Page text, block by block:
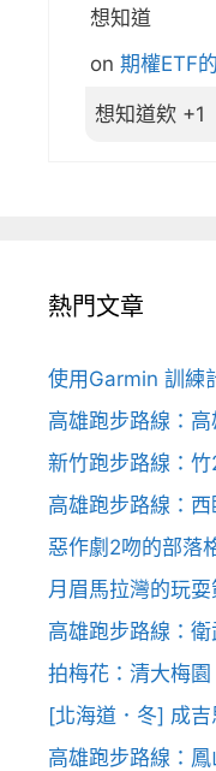
想知道
on 期權ETF
想知道欸 +1
熱門文章
使用Garmin 訓練
高雄跑步路線：
新竹跑步路線：
高雄跑步路線：
惡作劇2吻的部落
月眉馬拉灣的玩
高雄跑步路線：
拍梅花：清大梅園
[北海道．冬] 成
高雄跑步路線：